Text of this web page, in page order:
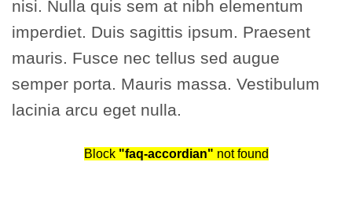
nisi. Nulla quis sem at nibh elementum
imperdiet. Duis sagittis ipsum. Praesent
mauris. Fusce nec tellus sed augue
semper porta. Mauris massa. Vestibulum
lacinia arcu eget nulla.
Block "faq-accordian" not found